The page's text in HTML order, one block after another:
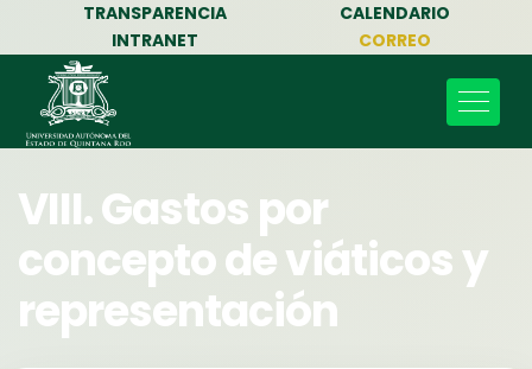
TRANSPARENCIA
CALENDARIO
INTRANET
CORREO
VIII. Gastos por
concepto de viáticos y
representación